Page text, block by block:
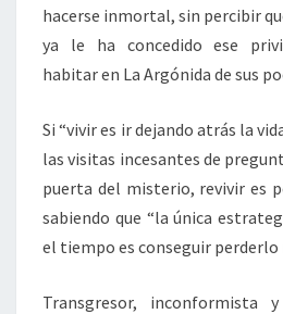
hacerse inmortal, sin percibir
ya le ha concedido ese
habitar en La Argónida de sus
Si “vivir es ir dejando atrás la
las visitas incesantes de
puerta del misterio, revivir es
sabiendo que “la única
el tiempo es conseguir perderlo
Transgresor, inconformista